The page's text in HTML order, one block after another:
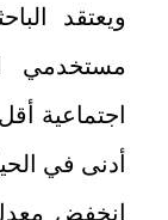
ويعتقد
مستخدمي
اجتماعية
أدنى في
انخفض